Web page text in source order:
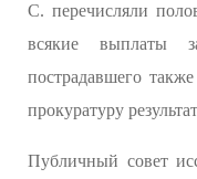
С. перечисляли
всякие выплаты
пострадавшего
прокуратуру
Публичный совет